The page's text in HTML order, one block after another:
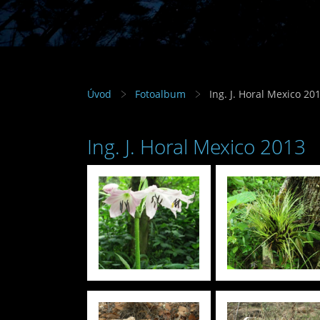
Úvod Fotoalbum Ing. J. Horal Mexico
Ing. J. Horal Mexico 2013